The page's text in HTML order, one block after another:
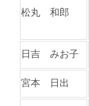
松丸 和郎
日吉 みお子
宮本 日出